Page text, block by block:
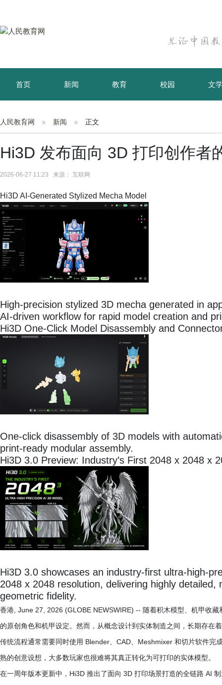
首页 新闻 教育 校园 文
育儿 资讯
人民教育网 新闻 正文
Hi3D 发布面向 3D 打印创作者
2026-06-27 11:23 来源： 互联网
Hi3D AI-Generated Stylized Mecha Model
High-precision stylized 3D mecha generated in
AI-driven workflow for rapid model creation and
Hi3D One-Click Model Disassembly and
One-click disassembly of 3D models with
print-ready modular assembly.
Hi3D 3.0 Preview: Industry’s First 2048 x 2048 x
Hi3D 3.0 showcases an industry-first ultra-high-
2048 x 2048 resolution, delivering highly
geometric fidelity.
香港, June 27, 2026 (GLOBE NEWSWIRE) -- 随着积木模型、机甲收
的原创角色和机甲设定。然而，从概念设计到实体制造之间，长期存在
传统流程通常需要同时使用 Blender、CAD、Meshmixer 和切片软件完
熟的创意设想，大多数玩家也很难将其真正转化为可打印的实体模型。
在一周年版本更新中，Hi3D 推出了面向 3D 打印场景打造的全链路 AI